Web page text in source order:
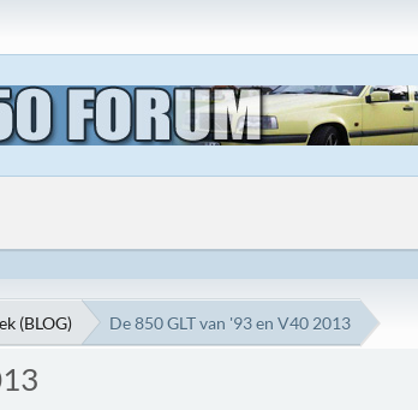
(BLOG) De 850 GLT van '93 en V40 2013